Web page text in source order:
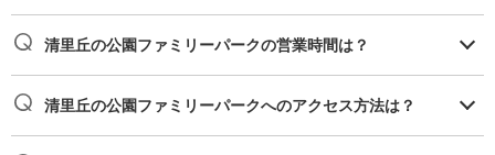
清里丘の公園ファミリーパークの営業時間は？
清里丘の公園ファミリーパークへのアクセス方法は？